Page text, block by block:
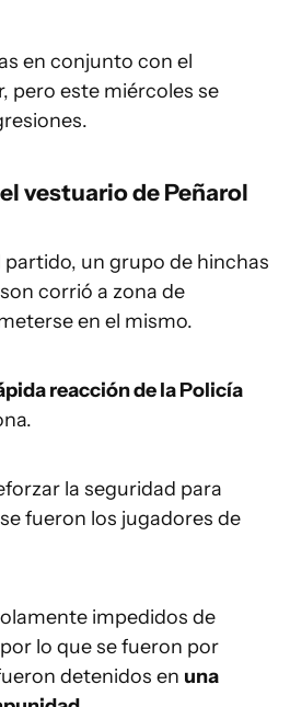
en conjunto con el
pero este miércoles se
vestuario de Peñarol
un grupo de hinchas
corrió a zona de
en el mismo.
reacción de la Policía
la seguridad para
fueron los jugadores de
impedidos de
lo que se fueron por
detenidos en una